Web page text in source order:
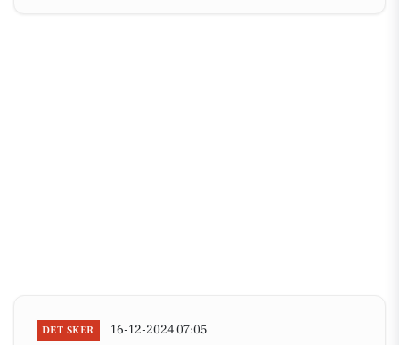
DET SKER 16-12-2024 07:05